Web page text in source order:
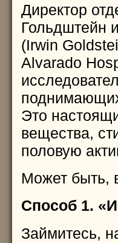
Директор
Гольдштейн
(Irwin
Alvarado
Это
вещества,
половую
Может быть,
Способ 1.
Займитесь,